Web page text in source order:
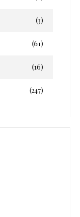
(3)
(61)
(16)
(247)